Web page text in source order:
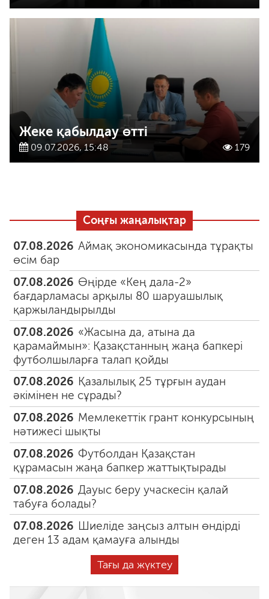
Жеке қабылдау өтті
09.07.2026, 15:48 179
Соңғы жаңалықтар
07.08.2026 Аймақ экономикасында тұрақты
өсім бар
07.08.2026 Өңірде «Кең дала-2»
бағдарламасы арқылы 80 шаруашылық
қаржыландырылды
07.08.2026 «Жасына да, атына да
қарамаймын»: Қазақстанның жаңа бапкері
футболшыларға талап қойды
07.08.2026 Қазалылық 25 тұрғын аудан
әкімінен не сұрады?
07.08.2026 Мемлекеттік грант конкурсының
нәтижесі шықты
07.08.2026 Футболдан Қазақстан
құрамасын жаңа бапкер жаттықтырады
07.08.2026 Дауыс беру учаскесін қалай
табуға болады?
07.08.2026 Шиеліде заңсыз алтын өндірді
деген 13 адам қамауға алынды
Тағы да жүктеу